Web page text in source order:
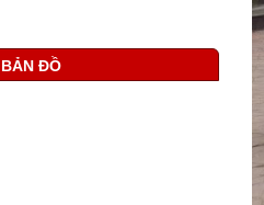
BẢN ĐỒ